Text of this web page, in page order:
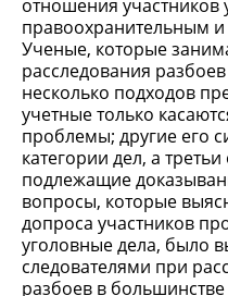
отношения участников
правоохранительным
Ученые, которые
расследования
несколько подходов
учетные только
проблемы; другие его
категории дел, а третьи
подлежащие
вопросы, которые
допроса участников
уголовные дела, было
следователями при
разбоев в